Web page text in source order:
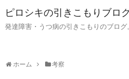
ピロシキの引きこもりブロ
発達障害・うつ病の引きこもりのブログ
ホーム 考察